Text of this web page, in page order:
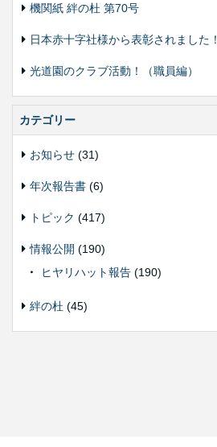
機関紙 絆の杜 第70号
日本赤十字社様から表彰されました！
光道園のクラブ活動！（職員編）
カテゴリー
お知らせ (31)
年次報告書 (6)
トピック (417)
情報公開 (190)
ヒヤリハット報告 (190)
絆の杜 (45)